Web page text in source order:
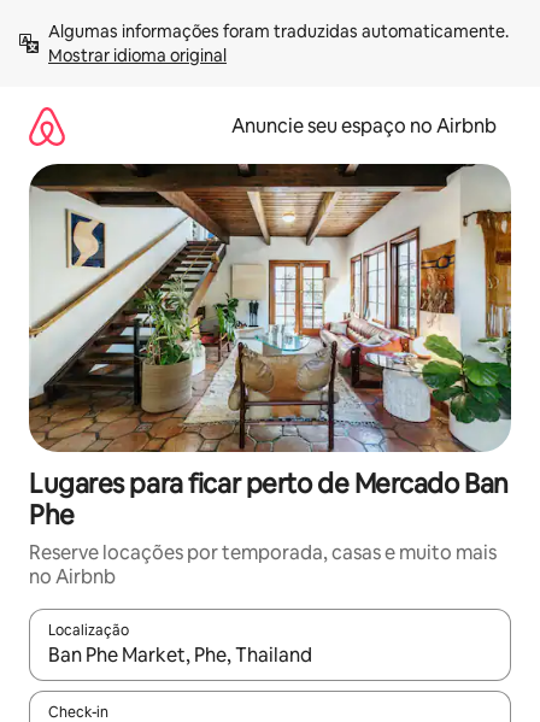
para
Mostrar idioma original
Anuncie seu espaço no Airbnb
Lugares para ficar perto de Mercado Ban
Phe
Reserve locações por temporada, casas e muito mais
no Airbnb
Localização
Quando os resultados estiverem disponíveis, explore-os
Check-in